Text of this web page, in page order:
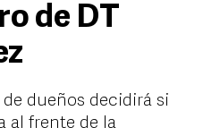
de DT
dueños decidirá si
al frente de la